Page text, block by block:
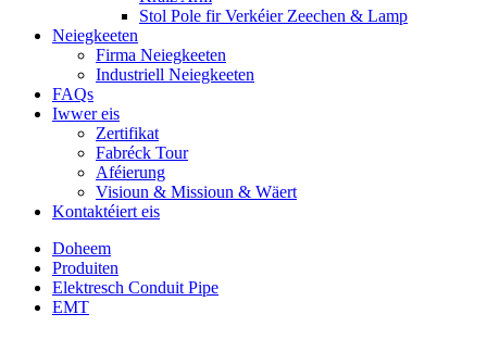
Stol Pole fir Verkéier Zeechen & Lamp
Neiegkeeten
Firma Neiegkeeten
Industriell Neiegkeeten
FAQs
Iwwer eis
Zertifikat
Fabréck Tour
Aféierung
Visioun & Missioun & Wäert
Kontaktéiert eis
Doheem
Produiten
Elektresch Conduit Pipe
EMT